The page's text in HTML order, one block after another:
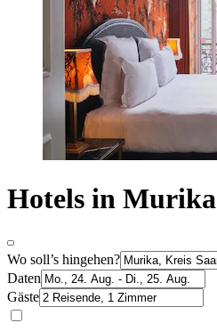
Hotels in Murika
Wo soll’s hingehen?
Daten
Gäste